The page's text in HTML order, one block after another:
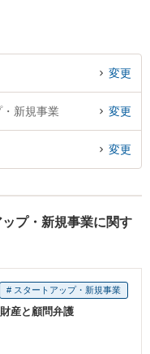
変更
新規事業 変更
変更
プ・新規事業に関す
# スタートアップ・新規事業
産と顧問弁護